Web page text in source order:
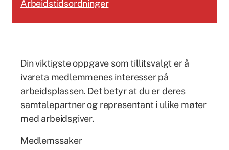
Arbeidstidsordninger
Din viktigste oppgave som tillitsvalgt er å
ivareta medlemmenes interesser på
arbeidsplassen. Det betyr at du er deres
samtalepartner og representant i ulike møter
med arbeidsgiver.
Medlemssaker